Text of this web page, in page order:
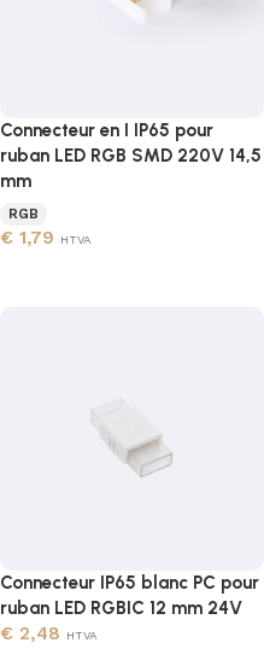
Connecteur en I IP65 pour
ruban LED RGB SMD 220V 14,5
mm
RGB
€ 1,79 HTVA
Connecteur IP65 blanc PC pour
ruban LED RGBIC 12 mm 24V
€ 2,48 HTVA